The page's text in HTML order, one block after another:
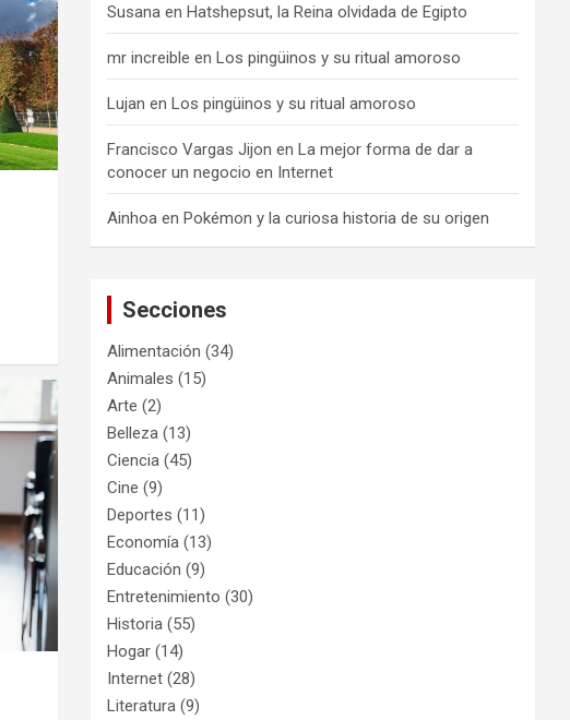
Susana enHatshepsut, la Reina olvidada de Egipto
mr increible enLos pingüinos y su ritual amoroso
Lujan enLos pingüinos y su ritual amoroso
Francisco Vargas Jijon enLa mejor forma de dar a
conocer un negocio en Internet
Ainhoa enPokémon y la curiosa historia de su origen
Secciones
Alimentación (34)
Animales (15)
Arte (2)
Belleza (13)
Ciencia (45)
Cine (9)
Deportes (11)
Economía (13)
Educación (9)
Entretenimiento (30)
Historia (55)
Hogar (14)
Internet (28)
Literatura (9)